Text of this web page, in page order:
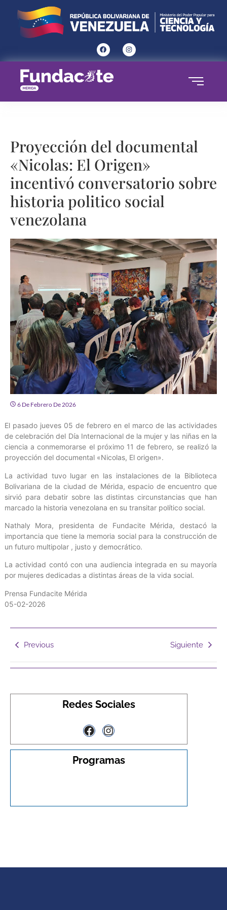
Proyección del documental
«Nicolas: El Origen»
incentivó conversatorio sobre
historia politico social
venezolana
6 De Febrero De 2026
El pasado jueves 05 de febrero en el marco de las actividades
de celebración del Día Internacional de la mujer y las niñas en la
ciencia a conmemorarse el próximo 11 de febrero, se realizó la
proyección del documental «Nicolas, El origen».
La actividad tuvo lugar en las instalaciones de la Biblioteca
Bolivariana de la ciudad de Mérida, espacio de encuentro que
sirvió para debatir sobre las distintas circunstancias que han
marcado la historia venezolana en su transitar político social.
Nathaly Mora, presidenta de Fundacite Mérida, destacó la
importancia que tiene la memoria social para la construcción de
un futuro multipolar , justo y democrático.
La actividad contó con una audiencia integrada en su mayoría
por mujeres dedicadas a distintas áreas de la vida social.
Prensa Fundacite Mérida
05-02-2026
Previous Siguiente
Redes Sociales
Programas